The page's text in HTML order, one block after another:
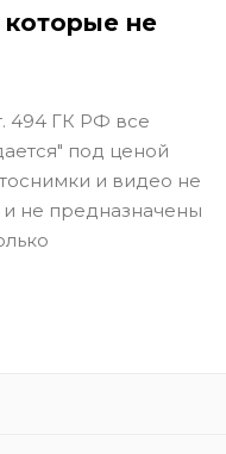
которые не
494 ГК РФ все
под ценой
и видео не
не предназначены